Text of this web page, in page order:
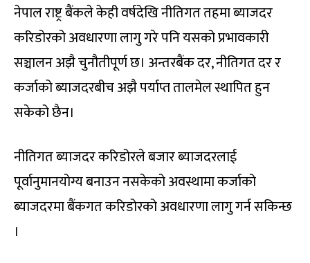
नेपाल राष्ट्र बैंकले केही वर्षदेखि नीतिगत तहमा ब्याजदर
करिडोरको अवधारणा लागु गरे पनि यसको प्रभावकारी
सञ्चालन अझै चुनौतीपूर्ण छ। अन्तरबैंक दर, नीतिगत दर र
कर्जाको ब्याजदरबीच अझै पर्याप्त तालमेल स्थापित हुन
सकेको छैन।
नीतिगत ब्याजदर करिडोरले बजार ब्याजदरलाई
पूर्वानुमानयोग्य बनाउन नसकेको अवस्थामा कर्जाको
ब्याजदरमा बैंकगत करिडोरको अवधारणा लागु गर्न सकिन्छ
।